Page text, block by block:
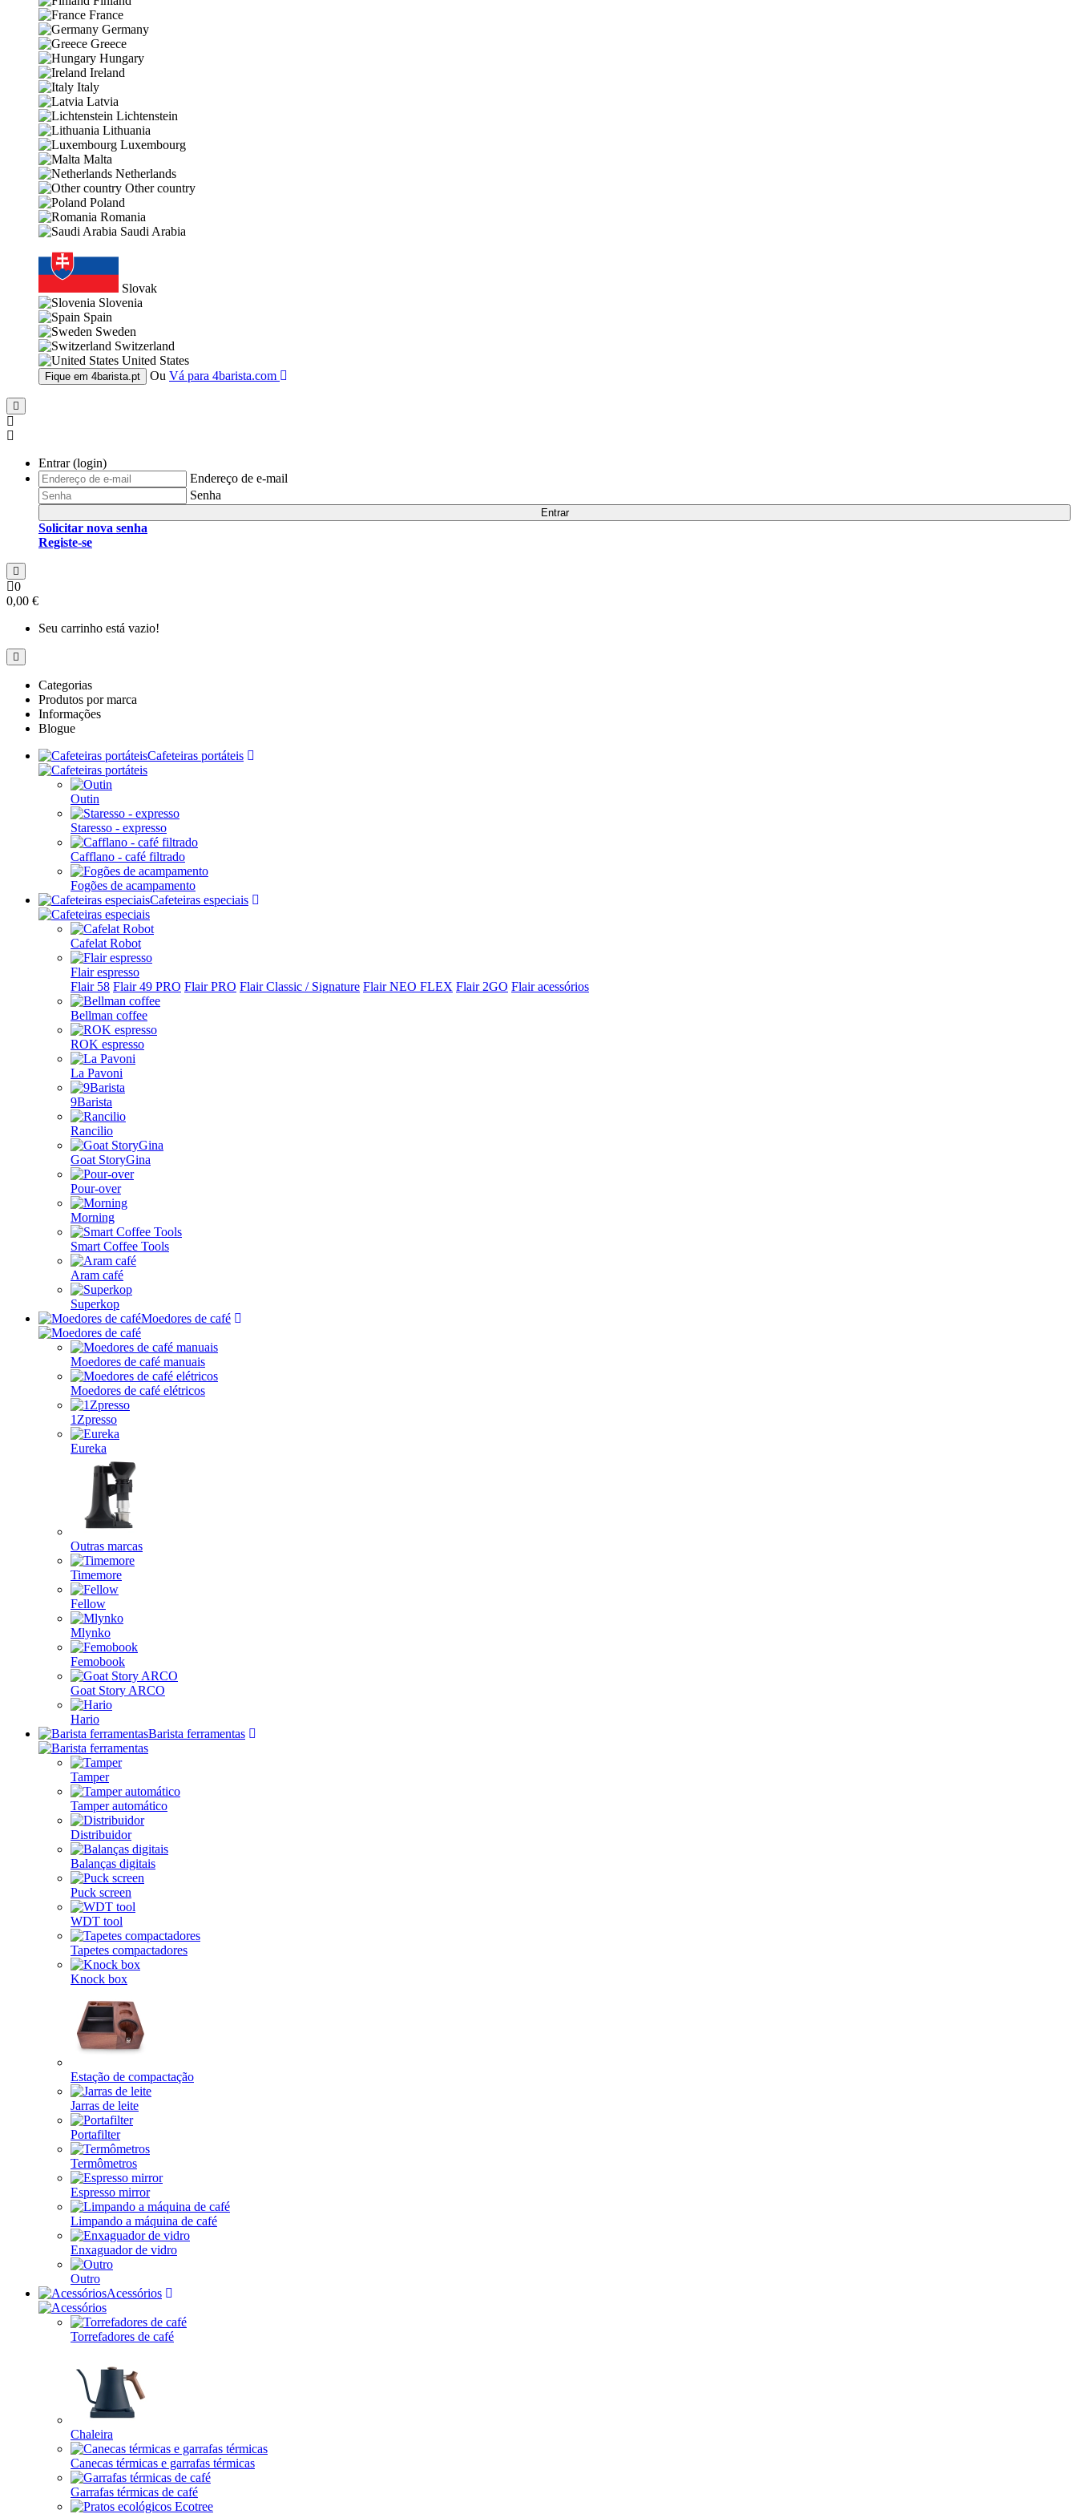
France
Germany
Greece
Hungary
Ireland
Italy
Latvia
Lichtenstein
Lithuania
Luxembourg
Malta
Netherlands
Other country
Poland
Romania
Saudi Arabia
Slovak
Slovenia
Spain
Sweden
Switzerland
United States
Fique em 4barista.pt Ou Vá para 4barista.com
Entrar (login)
Endereço de e-mail
Senha
Entrar
Solicitar nova senha
Registe-se
0
0,00 €
Seu carrinho está vazio!
Categorias
Produtos por marca
Informações
Blogue
Cafeteiras portáteis
Outin
Staresso - expresso
Cafflano - café filtrado
Fogões de acampamento
Cafeteiras especiais
Cafelat Robot
Flair espresso
Flair 58 Flair 49 PRO Flair PRO Flair Classic / Signature Flair NEO FLEX Flair 2GO Flair acessórios
Bellman coffee
ROK espresso
La Pavoni
9Barista
Rancilio
Goat StoryGina
Pour-over
Morning
Smart Coffee Tools
Aram café
Superkop
Moedores de café
Moedores de café manuais
Moedores de café elétricos
1Zpresso
Eureka
Outras marcas
Timemore
Fellow
Mlynko
Femobook
Goat Story ARCO
Hario
Barista ferramentas
Tamper
Tamper automático
Distribuidor
Balanças digitais
Puck screen
WDT tool
Tapetes compactadores
Knock box
Estação de compactação
Jarras de leite
Portafilter
Termômetros
Espresso mirror
Limpando a máquina de café
Enxaguador de vidro
Outro
Acessórios
Torrefadores de café
Chaleira
Canecas térmicas e garrafas térmicas
Garrafas térmicas de café